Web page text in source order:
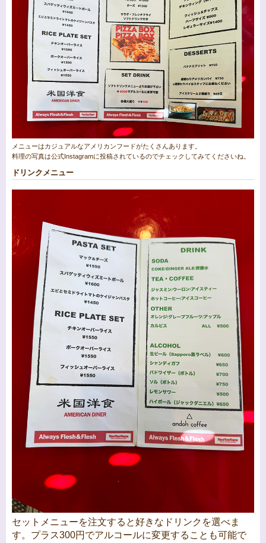
メニューはカジュアルなアメリカンフードがたくさんあります。
料理の写真は公式Instagramに投稿されているのでチェックしてみてくださいね。
ドリンクメニュー
セットメニューを注文すると好きなドリンクを選べま
す。プラス300円でアルコールに変更することも可能で